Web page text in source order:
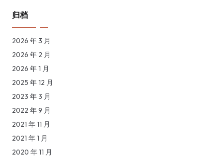
归档
2026 年 3 月
2026 年 2 月
2026 年 1 月
2025 年 12 月
2023 年 3 月
2022 年 9 月
2021 年 11 月
2021 年 1 月
2020 年 11 月